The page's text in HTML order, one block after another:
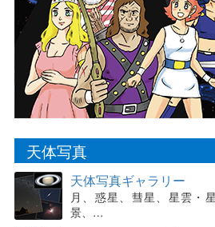
天体写真
天体写真ギャラリー
月、惑星、彗星、星雲・
景、…